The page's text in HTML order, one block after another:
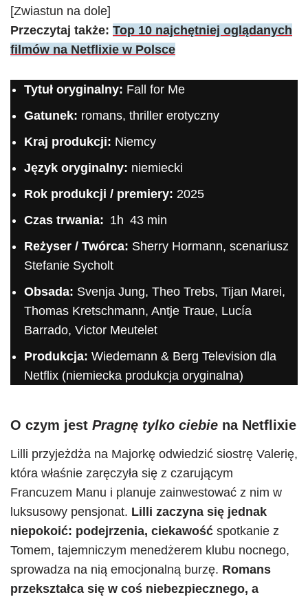
[Zwiastun na dole]
Przeczytaj także: Top 10 najchętniej oglądanych
filmów na Netflixie w Polsce
Tytuł oryginalny: Fall for Me
Gatunek: romans, thriller erotyczny
Kraj produkcji: Niemcy
Język oryginalny: niemiecki
Rok produkcji / premiery: 2025
Czas trwania: 1h 43 min
Reżyser / Twórca: Sherry Hormann, scenariusz
Stefanie Sycholt
Obsada: Svenja Jung, Theo Trebs, Tijan Marei,
Thomas Kretschmann, Antje Traue, Lucía
Barrado, Victor Meutelet
Produkcja: Wiedemann & Berg Television dla
Netflix (niemiecka produkcja oryginalna)
O czym jest Pragnę tylko ciebie na Netflixie
Lilli przyjeżdża na Majorkę odwiedzić siostrę Valerię,
która właśnie zaręczyła się z czarującym
Francuzem Manu i planuje zainwestować z nim w
luksusowy pensjonat. Lilli zaczyna się jednak
niepokoić: podejrzenia, ciekawość spotkanie z
Tomem, tajemniczym menedżerem klubu nocnego,
sprowadza na nią emocjonalną burzę. Romans
przekształca się w coś niebezpiecznego, a